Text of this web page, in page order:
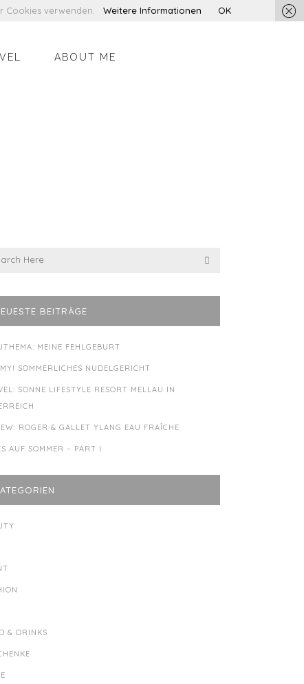
ABOUT ME
BEITRÄGE
MEINE FEHLGEBURT
SOMMERLICHES NUDELGERICHT
SONNE LIFESTYLE RESORT MELLAU IN
ROGER & GALLET YLANG EAU FRAÎCHE
AUF SOMMER – PART I
& DRINKS
Cookies verwenden. Weitere Informationen OK